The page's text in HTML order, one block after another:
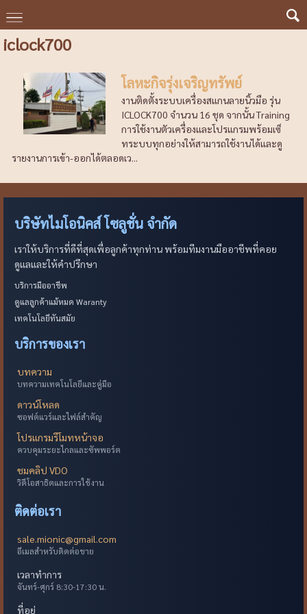
iclock700
โลหะกิจรุ่งเจริญทรัพย์
งานติดตั้งระบบเครื่องสแกนลายนิ้วมือ รุ่น
ICLOCK700 จำนวน 16 ชุด จากนั้น Training
การใช้งานตัวเครื่องและโปรแกรมพร้อมเซ็
ทระบบทุกอย่างให้สามารถใช้งานได้และดู
รายงานการเข้า-ออกได้ตลอดเว...
บริษัทไมโอนิคส์ โซลูชั่น จำกัด
เราให้บริการที่ดีที่สุดเพื่อลูกค้าทุกท่าน พร้อมทีมงานมืออาชีพที่คอย
ดูแลและให้คำปรึกษา
บริการมืออาชีพ
ดูแลลูกค้าแม้หมด Waranty
เทคโนโลยีทันสมัย
บริการของเรา
บทความ
บทความเทคโนโลยีและคู่มือ
ดาวน์โหลด
ซอฟต์แวร์และไฟล์สำคัญ
โปรแกรมรีโมทหน้าจอ
ควบคุมระยะไกลและซัพพอร์ต
ชมคลิป VDO
วิดีโอสาธิตและการใช้งาน
ติดต่อเรา
sale.mionic@gmail.com
อีเมลสำหรับติดต่อขาย
เวลาทำการ
จันทร์-ศุกร์ 8:30-17:30 น.
ที่อยู่